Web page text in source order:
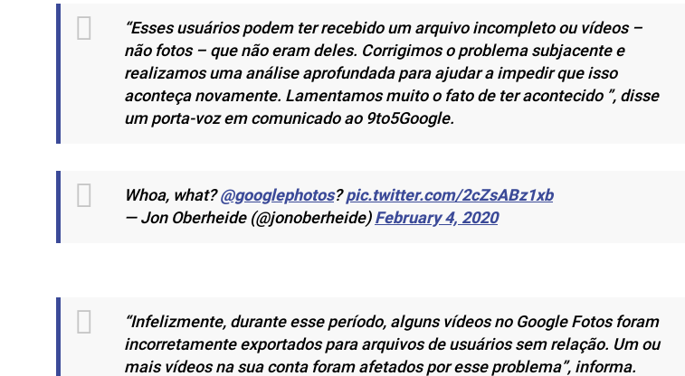
“Esses usuários podem ter recebido um arquivo incompleto ou vídeos –
não fotos – que não eram deles. Corrigimos o problema subjacente e
realizamos uma análise aprofundada para ajudar a impedir que isso
aconteça novamente. Lamentamos muito o fato de ter acontecido ”, disse
um porta-voz em comunicado ao 9to5Google.
Whoa, what?@googlephotos?pic.twitter.com/2cZsABz1xb
— Jon Oberheide (@jonoberheide)February 4, 2020
“Infelizmente, durante esse período, alguns vídeos no Google Fotos foram
incorretamente exportados para arquivos de usuários sem relação. Um ou
mais vídeos na sua conta foram afetados por esse problema”, informa.